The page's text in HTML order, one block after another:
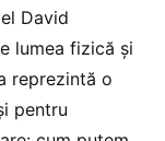
David
lumea fizică și
reprezintă o
pentru